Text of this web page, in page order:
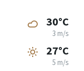
30°C
3 m/s
27°C
5 m/s